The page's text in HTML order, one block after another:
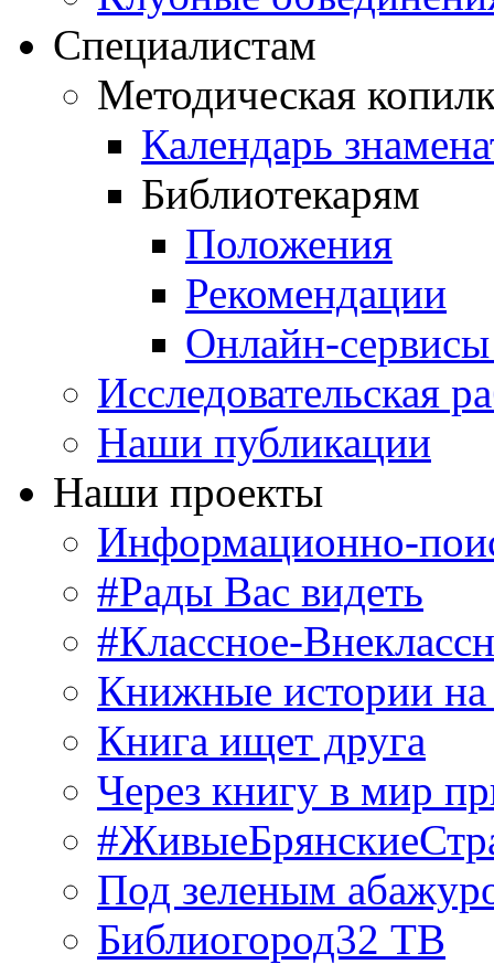
Специалистам
Методическая
Календарь
Библиотекарям
Положения
Рекомендации
Онлайн-сервисы
Исследовательская
Наши публикации
Наши проекты
Информационно-
#Рады Вас видеть
#Классное-
Книжные истории
Книга ищет друга
Через книгу в мир
Под зеленым
Библиогород32 ТВ